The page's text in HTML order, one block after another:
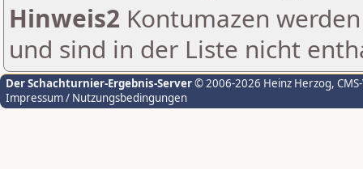
Hinweis2 Kontumazen
und sind in der Liste nicht
Der Schachturnier-Ergebnis-Server© 2006-2026 Heinz Herzog,
Impressum / Nutzungsbedingungen